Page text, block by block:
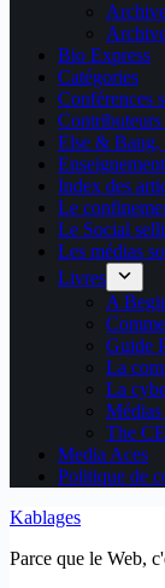
Bio Express
Catégories
Conférences
Else & Bang,
Index des
Le
Le Social
Les médias
Livres
A
Guide
La
La
The
Media Aces
Politique de
Kablages
Parce que le Web,